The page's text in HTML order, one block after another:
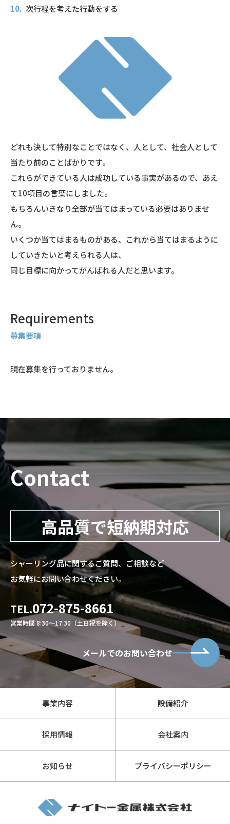
次行程を考えた行動をする
どれも決して特別なことではなく、人として、社会人として
当たり前のことばかりです。
これらができている人は成功している事実があるので、あえ
て10項目の言葉にしました。
もちろんいきなり全部が当てはまっている必要はありませ
ん。
いくつか当てはまるものがある、これから当てはまるように
していきたいと考えられる人は、
同じ目標に向かってがんばれる人だと思います。
Requirements
募集要項
現在募集を行っておりません。
Contact
高品質で短納期対応
シャーリング品に関するご質問、ご相談など
お気軽にお問い合わせください。
TEL.072-875-8661
営業時間 8:30～17:30（土日祝を除く）
メールでのお問い合わせ
事業内容 設備紹介
採用情報 会社案内
お知らせ プライバシーポリシー